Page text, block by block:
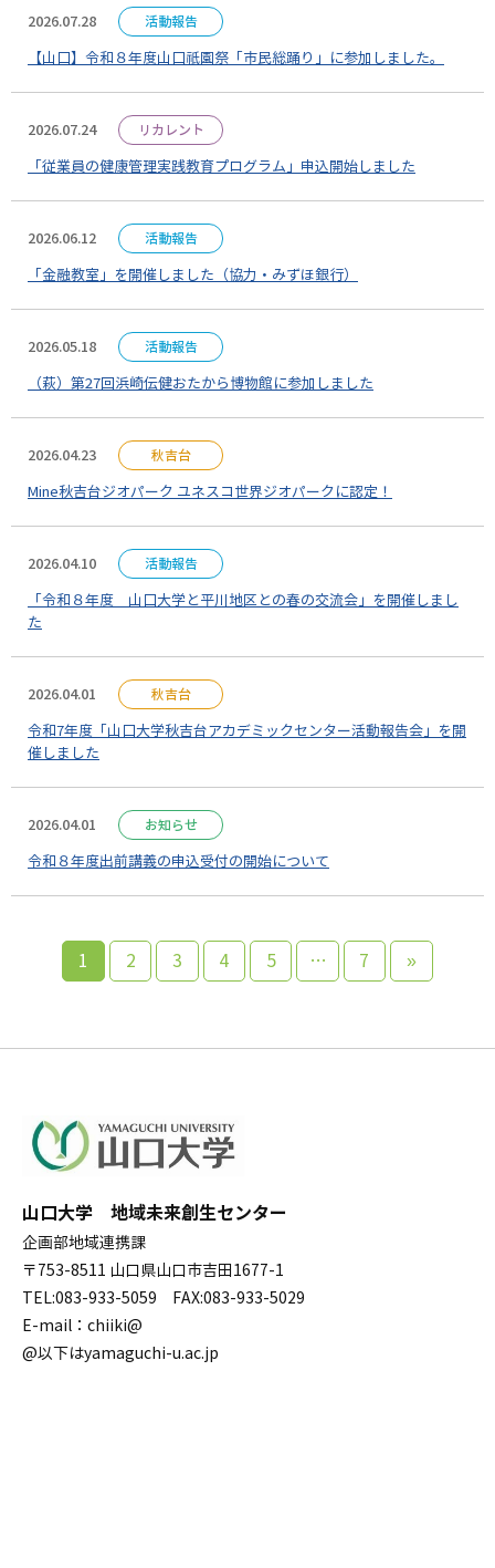
2026.07.28 活動報告
【山口】令和８年度山口祇園祭「市民総踊り」に参加しました。
2026.07.24 リカレント
「従業員の健康管理実践教育プログラム」申込開始しました
2026.06.12 活動報告
「金融教室」を開催しました（協力・みずほ銀行）
2026.05.18 活動報告
（萩）第27回浜崎伝健おたから博物館に参加しました
2026.04.23 秋吉台
Mine秋吉台ジオパーク ユネスコ世界ジオパークに認定！
2026.04.10 活動報告
「令和８年度 山口大学と平川地区との春の交流会」を開催しまし
た
2026.04.01 秋吉台
令和7年度「山口大学秋吉台アカデミックセンター活動報告会」を開
催しました
2026.04.01 お知らせ
令和８年度出前講義の申込受付の開始について
1 2 3 4 5 … 7 »
山口大学 地域未来創生センター
企画部地域連携課
〒753-8511 山口県山口市吉田1677-1
TEL:083-933-5059 FAX:083-933-5029
E-mail：chiiki@
@以下はyamaguchi-u.ac.jp